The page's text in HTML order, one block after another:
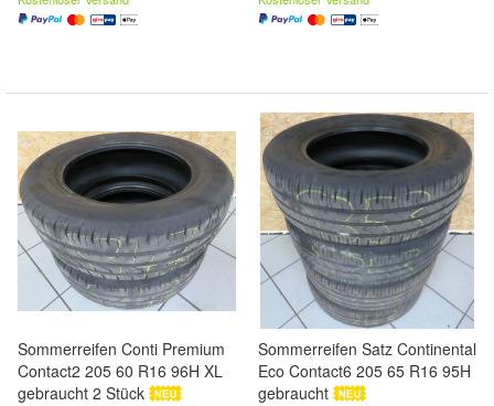
Sommerreifen Conti Premium
Contact2 205 60 R16 96H XL
gebraucht 2 Stück
Sommerreifen Satz Continental
Eco Contact6 205 65 R16 95H
gebraucht